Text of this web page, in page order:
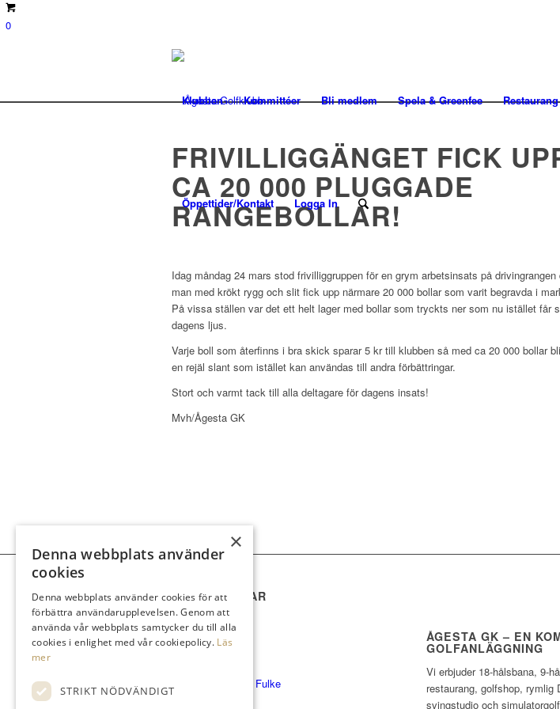
0
Klubben Kommittéer Bli medlem Spela & Greenfee Restaurang
Öppettider/Kontakt Logga In
FRIVILLIGGÄNGET FICK
CA 20 000 PLUGGADE
RANGEBOLLAR!
Idag måndag 24 mars stod frivilliggruppen för en grym arbetsinsats på drivingrangen
man med krökt rygg och slit fick upp närmare 20 000 bollar som varit begravda i
På vissa ställen var det ett helt lager med bollar som tryckts ner som nu istället får
dagens ljus.
Varje boll som återfinns i bra skick sparar 5 kr till klubben så med ca 20 000 bollar
en rejäl slant som istället kan användas till andra förbättringar.
Stort och varmt tack till alla deltagare för dagens insats!
Mvh/Ågesta GK
SNABBLÄNKAR
Klubben
Bli medlem
Spela & Greenfee
Masterplan/Pierre Fulke
Företag
ÅGESTA GK – EN
GOLFANLÄGGNING
Vi erbjuder 18-hålsbana, 9-
restaurang, golfshop, rymlig
svingstudio och
×
Denna webbplats använder
cookies
Denna webbplats använder cookies för att
förbättra användarupplevelsen. Genom att
använda vår webbplats samtycker du till alla
cookies i enlighet med vår cookiepolicy. Läs
mer
STRIKT NÖDVÄNDIGT